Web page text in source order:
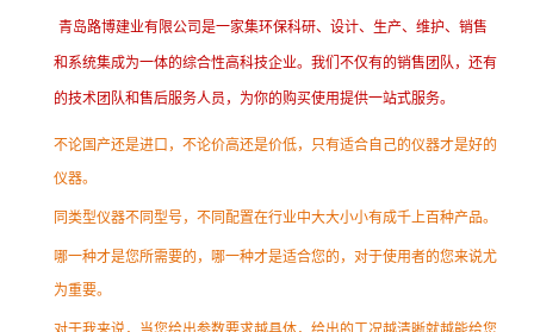
青岛路博建业有限公司是一家集环保科研、设计、生产、维护、销售
和系统集成为一体的综合性高科技企业。我们不仅有的销售团队，还有
的技术团队和售后服务人员，为你的购买使用提供一站式服务。
不论国产还是进口，不论价高还是价低，只有适合自己的仪器才是好的
仪器。
同类型仪器不同型号，不同配置在行业中大大小小有成千上百种产品。
哪一种才是您所需要的，哪一种才是适合您的，对于使用者的您来说尤
为重要。